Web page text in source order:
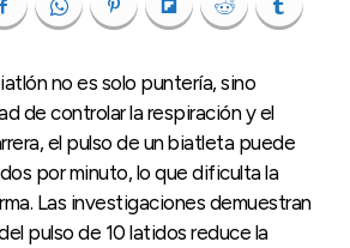
no es solo puntería, sino
de controlar la respiración y el
el pulso de un biatleta puede
por minuto, lo que dificulta la
Las investigaciones demuestran
pulso de 10 latidos reduce la